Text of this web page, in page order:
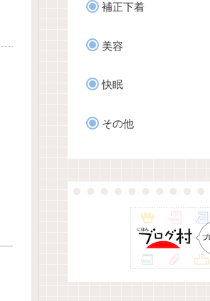
補正下着
美容
快眠
その他